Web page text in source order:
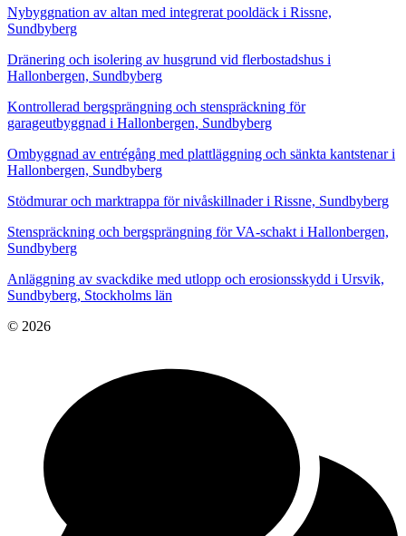
Nybyggnation av altan med integrerat pooldäck i Rissne,
Sundbyberg
Dränering och isolering av husgrund vid flerbostadshus i
Hallonbergen, Sundbyberg
Kontrollerad bergsprängning och stenspräckning för
garageutbyggnad i Hallonbergen, Sundbyberg
Ombyggnad av entrégång med plattläggning och sänkta kantstenar i
Hallonbergen, Sundbyberg
Stödmurar och marktrappa för nivåskillnader i Rissne, Sundbyberg
Stenspräckning och bergsprängning för VA-schakt i Hallonbergen,
Sundbyberg
Anläggning av svackdike med utlopp och erosionsskydd i Ursvik,
Sundbyberg, Stockholms län
© 2026